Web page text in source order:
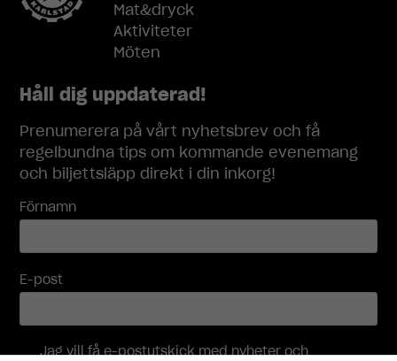
Mat&dryck
Aktiviteter
Möten
Håll dig uppdaterad!
Prenumerera på vårt nyhetsbrev och få
regelbundna tips om kommande evenemang
och biljettsläpp direkt i din inkorg!
Förnamn
E-post
Jag vill få e-postutskick med nyheter och
hemsidan